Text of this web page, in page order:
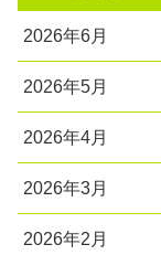
2026年6月
2026年5月
2026年4月
2026年3月
2026年2月